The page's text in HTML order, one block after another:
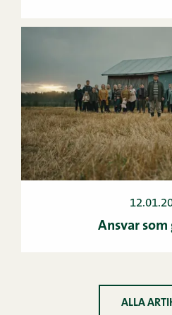
Ansvar som
ALLA